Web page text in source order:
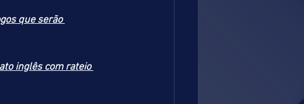
que serão
inglês com rateio